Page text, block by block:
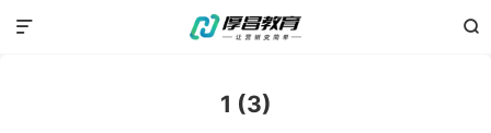


1 (3)